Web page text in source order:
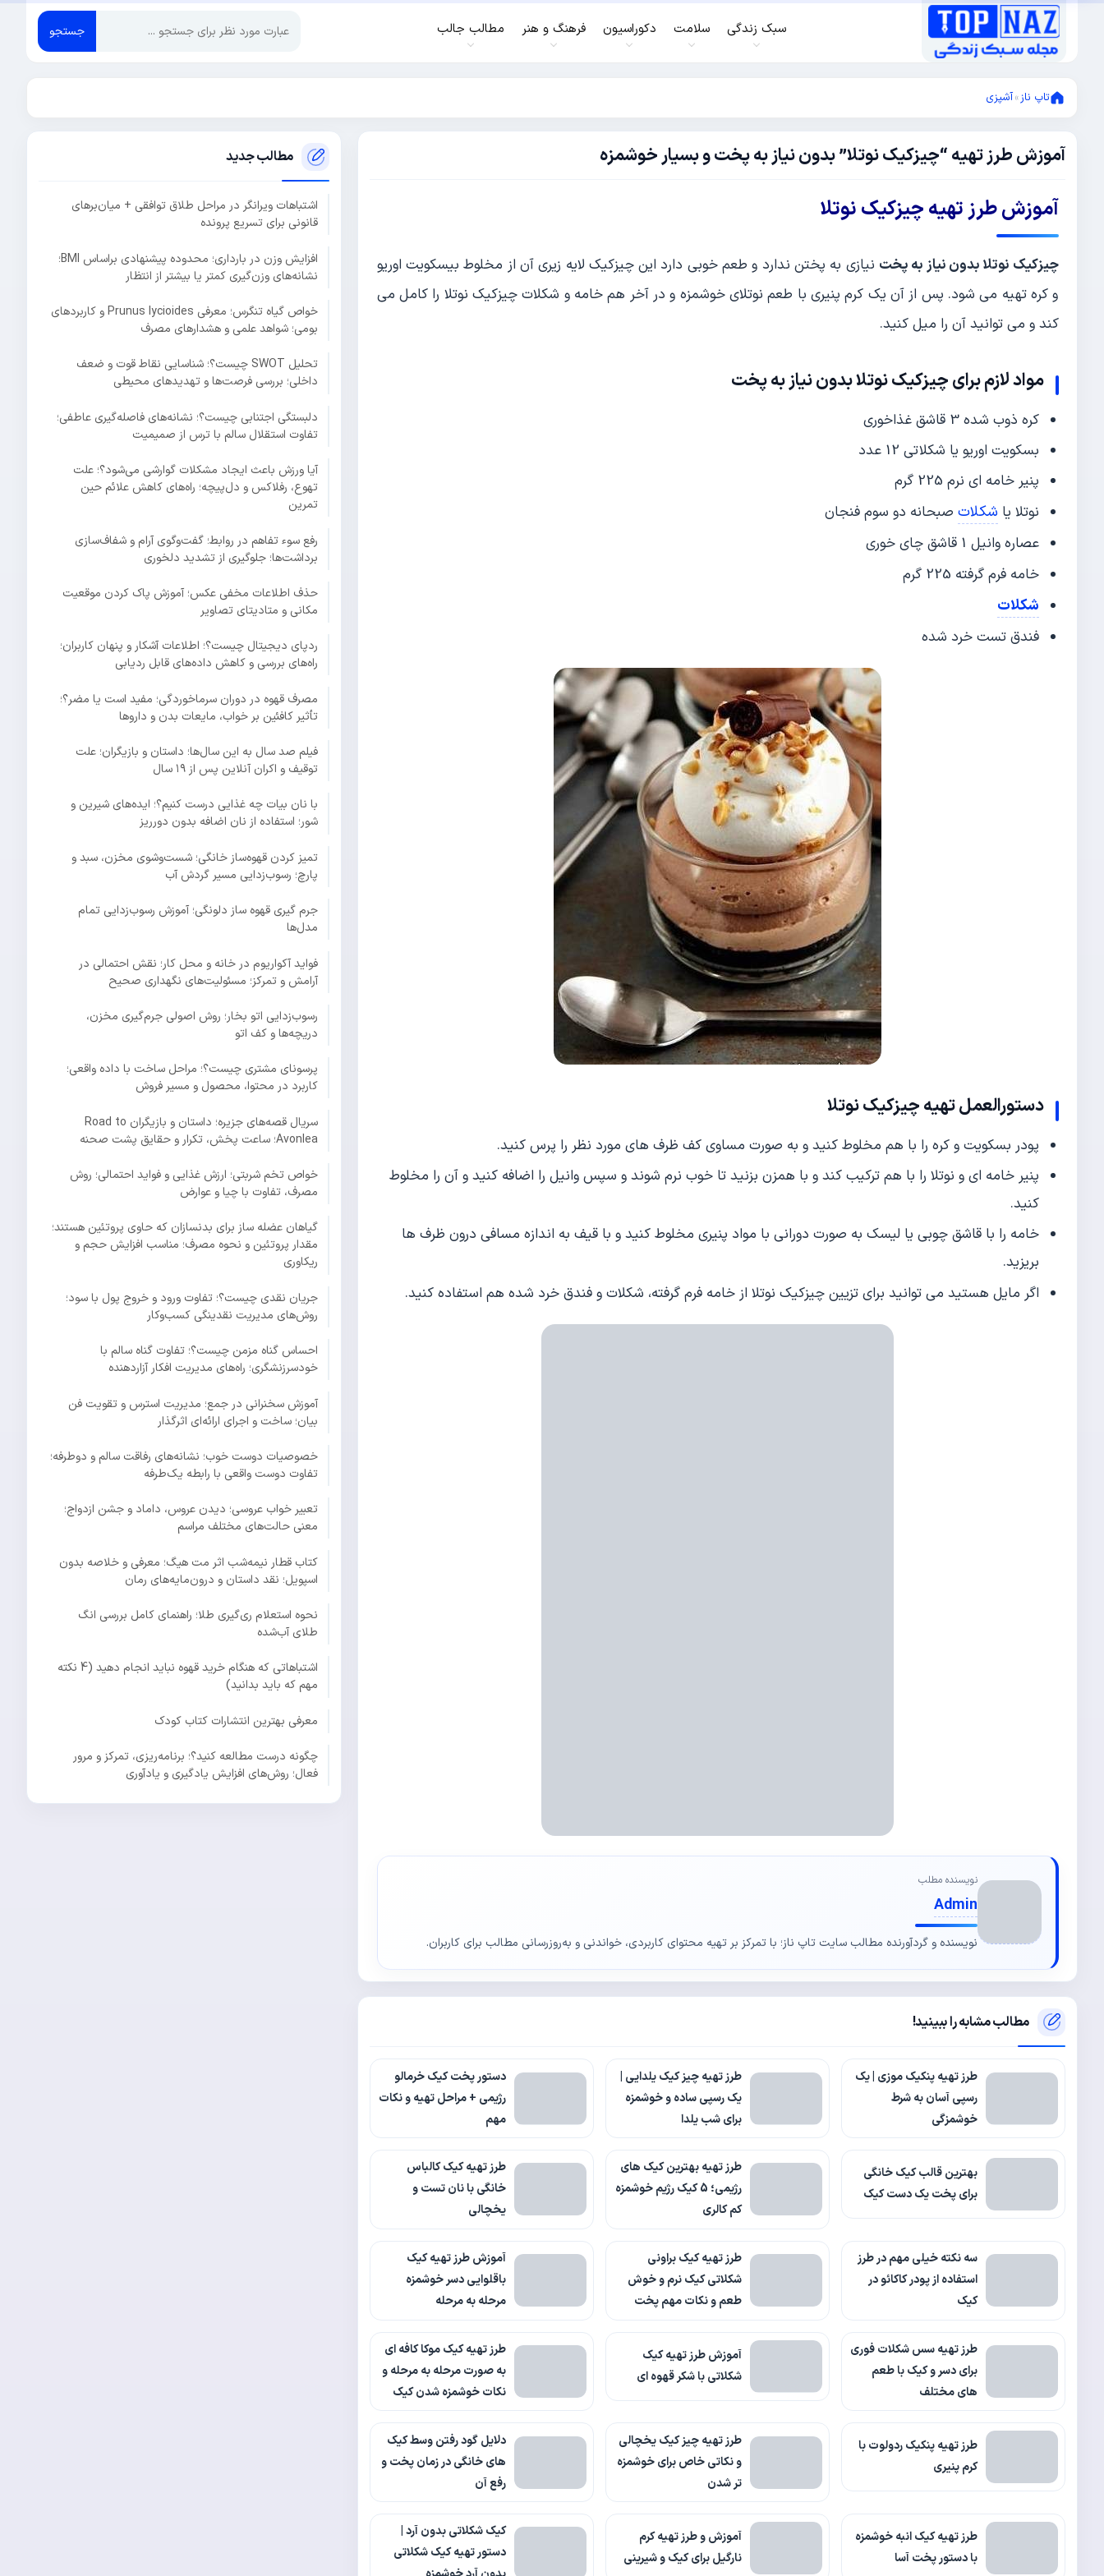
سبک زندگی سلامت دکوراسیون فرهنگ و هنر مطالب جالب جستجو
تاپ ناز»آشپزی
آموزش طرز تهیه “چیزکیک نوتلا” بدون نیاز به پخت و بسیار خوشمزه
می
2022
5,
2022
آموزش طرز تهیه چیزکیک نوتلا
چیزکیک نوتلا بدون نیاز به پخت نیازی به پختن ندارد و طعم خوبی دارد این چیزکیک لایه زیری آن از مخلوط بیسکویت اوریو
و کره تهیه می شود. پس از آن یک کرم پنیری با طعم نوتلای خوشمزه و در آخر هم خامه و شکلات چیزکیک نوتلا را کامل می
کند و می توانید آن را میل کنید.
مواد لازم برای چیزکیک نوتلا بدون نیاز به پخت
کره ذوب شده 3 قاشق غذاخوری
بسکویت اوریو یا شکلاتی 12 عدد
پنیر خامه ای نرم 225 گرم
نوتلا یا شکلاتصبحانه دو سوم فنجان
عصاره وانیل 1 قاشق چای خوری
خامه فرم گرفته 225 گرم
شکلات
فندق تست خرد شده
دستورالعمل تهیه چیزکیک نوتلا
پودر بسکویت و کره را با هم مخلوط کنید و به صورت مساوی کف ظرف های مورد نظر را پرس کنید.
پنیر خامه ای و نوتلا را با هم ترکیب کند و با همزن بزنید تا خوب نرم شوند و سپس وانیل را اضافه کنید و آن را مخلوط
کنید.
خامه را با قاشق چوبی یا لیسک به صورت دورانی با مواد پنیری مخلوط کنید و با قیف به اندازه مسافی درون ظرف ها
بریزید.
اگر مایل هستید می توانید برای تزیین چیزکیک نوتلا از خامه فرم گرفته، شکلات و فندق خرد شده هم استفاده کنید.
نویسنده مطلب
Admin
نویسنده و گردآورنده مطالب سایت تاپ ناز؛ با تمرکز بر تهیه محتوای کاربردی، خواندنی و به‌روزرسانی مطالب برای کاربران.
مطالب مشابه را ببینید!
طرز تهیه پنکیک موزی | یک
رسپی آسان به شرط
خوشمزگی
طرز تهیه چیز کیک یلدایی |
یک رسپی ساده و خوشمزه
برای شب یلدا
دستور پخت کیک خرمالو
رژیمی + مراحل تهیه و نکات
مهم
بهترین قالب کیک خانگی
برای پخت یک دست کیک
طرز تهیه بهترین کیک های
رژیمی؛ 5 کیک رژیم خوشمزه
کم کالری
طرز تهیه کیک کالباس
خانگی با نان تست و
یخچالی
سه نکته خیلی مهم در طرز
استفاده از پودر کاکائو در
کیک
طرز تهیه کیک براونی
شکلاتی کیک نرم و خوش
طعم و نکات مهم پخت
آموزش طرز تهیه کیک
باقلوایی دسر خوشمزه
مرحله به مرحله
طرز تهیه سس شکلات فوری
برای دسر و کیک با طعم
های مختلف
آموزش طرز تهیه کیک
شکلاتی با شکر قهوه ای
طرز تهیه کیک موکا کافه ای
به صورت مرحله به مرحله و
نکات خوشمزه شدن کیک
طرز تهیه پنکیک ردولوت با
کرم پنیری
طرز تهیه چیز کیک یخچالی
و نکاتی خاص برای خوشمزه
تر شدن
دلایل گود رفتن وسط کیک
های خانگی در زمان پخت و
رفع آن
طرز تهیه کیک انبه خوشمزه
با دستور پخت آسا
آموزش و طرز تهیه کرم
نارگیل برای کیک و شیرینی
کیک شکلاتی بدون آرد |
دستور تهیه کیک شکلاتی
مطالب جدید
اشتباهات ویرانگر در مراحل طلاق توافقی + میان‌برهای
قانونی برای تسریع پرونده
افزایش وزن در بارداری؛ محدوده پیشنهادی براساس BMI؛
نشانه‌های وزن‌گیری کمتر یا بیشتر از انتظار
خواص گیاه تنگرس؛ معرفی Prunus lycioides و کاربردهای
بومی؛ شواهد علمی و هشدارهای مصرف
تحلیل SWOT چیست؟؛ شناسایی نقاط قوت و ضعف
داخلی؛ بررسی فرصت‌ها و تهدیدهای محیطی
دلبستگی اجتنابی چیست؟؛ نشانه‌های فاصله‌گیری عاطفی؛
تفاوت استقلال سالم با ترس از صمیمیت
آیا ورزش باعث ایجاد مشکلات گوارشی می‌شود؟؛ علت
تهوع، رفلاکس و دل‌پیچه؛ راه‌های کاهش علائم حین
تمرین
رفع سوء تفاهم در روابط؛ گفت‌وگوی آرام و شفاف‌سازی
برداشت‌ها؛ جلوگیری از تشدید دلخوری
حذف اطلاعات مخفی عکس؛ آموزش پاک کردن موقعیت
مکانی و متادیتای تصاویر
ردپای دیجیتال چیست؟؛ اطلاعات آشکار و پنهان کاربران؛
راه‌های بررسی و کاهش داده‌های قابل ردیابی
مصرف قهوه در دوران سرماخوردگی؛ مفید است یا مضر؟؛
تأثیر کافئین بر خواب، مایعات بدن و داروها
فیلم صد سال به این سال‌ها؛ داستان و بازیگران؛ علت
توقیف و اکران آنلاین پس از ۱۹ سال
با نان بیات چه غذایی درست کنیم؟؛ ایده‌های شیرین و
شور؛ استفاده از نان اضافه بدون دورریز
تمیز کردن قهوه‌ساز خانگی؛ شست‌وشوی مخزن، سبد و
پارچ؛ رسوب‌زدایی مسیر گردش آب
جرم گیری قهوه ساز دلونگی؛ آموزش رسوب‌زدایی تمام
مدل‌ها
فواید آکواریوم در خانه و محل کار؛ نقش احتمالی در
آرامش و تمرکز؛ مسئولیت‌های نگهداری صحیح
رسوب‌زدایی اتو بخار؛ روش اصولی جرم‌گیری مخزن،
دریچه‌ها و کف اتو
پرسونای مشتری چیست؟؛ مراحل ساخت با داده واقعی؛
کاربرد در محتوا، محصول و مسیر فروش
سریال قصه‌های جزیره؛ داستان و بازیگران Road to
Avonlea؛ ساعت پخش، تکرار و حقایق پشت صحنه
خواص تخم شربتی؛ ارزش غذایی و فواید احتمالی؛ روش
مصرف، تفاوت با چیا و عوارض
گیاهان عضله ساز برای بدنسازان که حاوی پروتئین هستند؛
مقدار پروتئین و نحوه مصرف؛ مناسب افزایش حجم و
ریکاوری
جریان نقدی چیست؟؛ تفاوت ورود و خروج پول با سود؛
روش‌های مدیریت نقدینگی کسب‌وکار
احساس گناه مزمن چیست؟؛ تفاوت گناه سالم با
خودسرزنشگری؛ راه‌های مدیریت افکار آزاردهنده
آموزش سخنرانی در جمع؛ مدیریت استرس و تقویت فن
بیان؛ ساخت و اجرای ارائه‌ای اثرگذار
خصوصیات دوست خوب؛ نشانه‌های رفاقت سالم و دوطرفه؛
تفاوت دوست واقعی با رابطه یک‌طرفه
تعبیر خواب عروسی؛ دیدن عروس، داماد و جشن ازدواج؛
معنی حالت‌های مختلف مراسم
کتاب قطار نیمه‌شب اثر مت هیگ؛ معرفی و خلاصه بدون
اسپویل؛ نقد داستان و درون‌مایه‌های رمان
نحوه استعلام ری‌گیری طلا؛ راهنمای کامل بررسی انگ
طلای آب‌شده
اشتباهاتی که هنگام خرید قهوه نباید انجام دهید (4 نکته
مهم که باید بدانید)
معرفی بهترین انتشارات کتاب کودک
چگونه درست مطالعه کنید؟؛ برنامه‌ریزی، تمرکز و مرور
فعال؛ روش‌های افزایش یادگیری و یادآوری